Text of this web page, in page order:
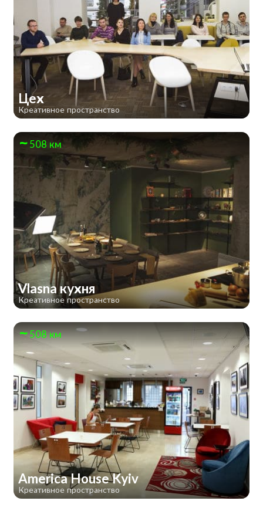
Цех
Креативное пространство
508 км
Vlasna кухня
Креативное пространство
508 км
America House Kyiv
Креативное пространство